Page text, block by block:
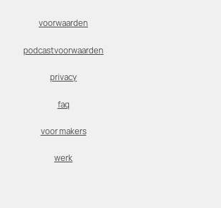
voorwaarden
podcastvoorwaarden
privacy
faq
voor makers
werk